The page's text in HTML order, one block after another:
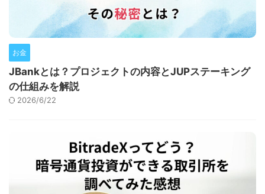
お金
JBankとは？プロジェクトの内容とJUPステーキング
の仕組みを解説
2026/6/22